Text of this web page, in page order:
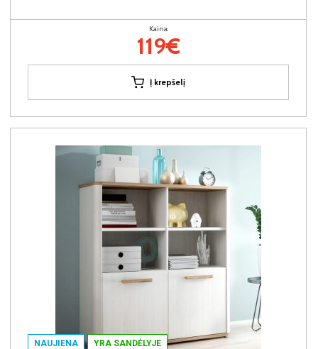
Kaina:
119€
Į krepšelį
NAUJIENA YRA SANDĖLYJE